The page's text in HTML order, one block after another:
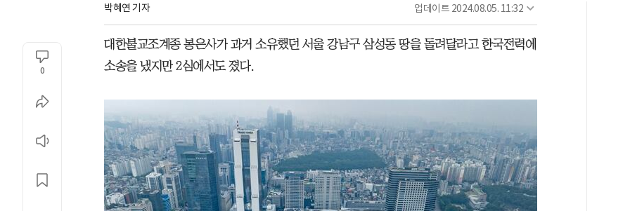
박혜연 기자 업데이트 2024.08.05. 11:32
0
대한불교조계종 봉은사가 과거 소유했던 서울 강남구 삼성동 땅을 돌려달라고 한국전력에
소송을 냈지만 2심에서도 졌다.